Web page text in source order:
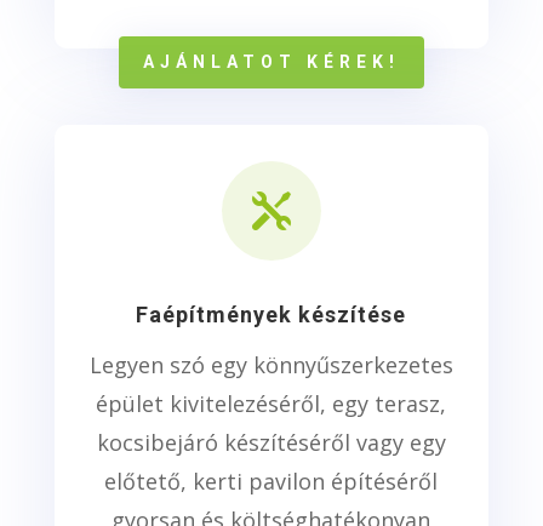
AJÁNLATOT KÉREK!

Faépítmények készítése
Legyen szó egy könnyűszerkezetes
épület kivitelezéséről, egy terasz,
kocsibejáró készítéséről vagy egy
előtető, kerti pavilon építéséről
gyorsan és költséghatékonyan